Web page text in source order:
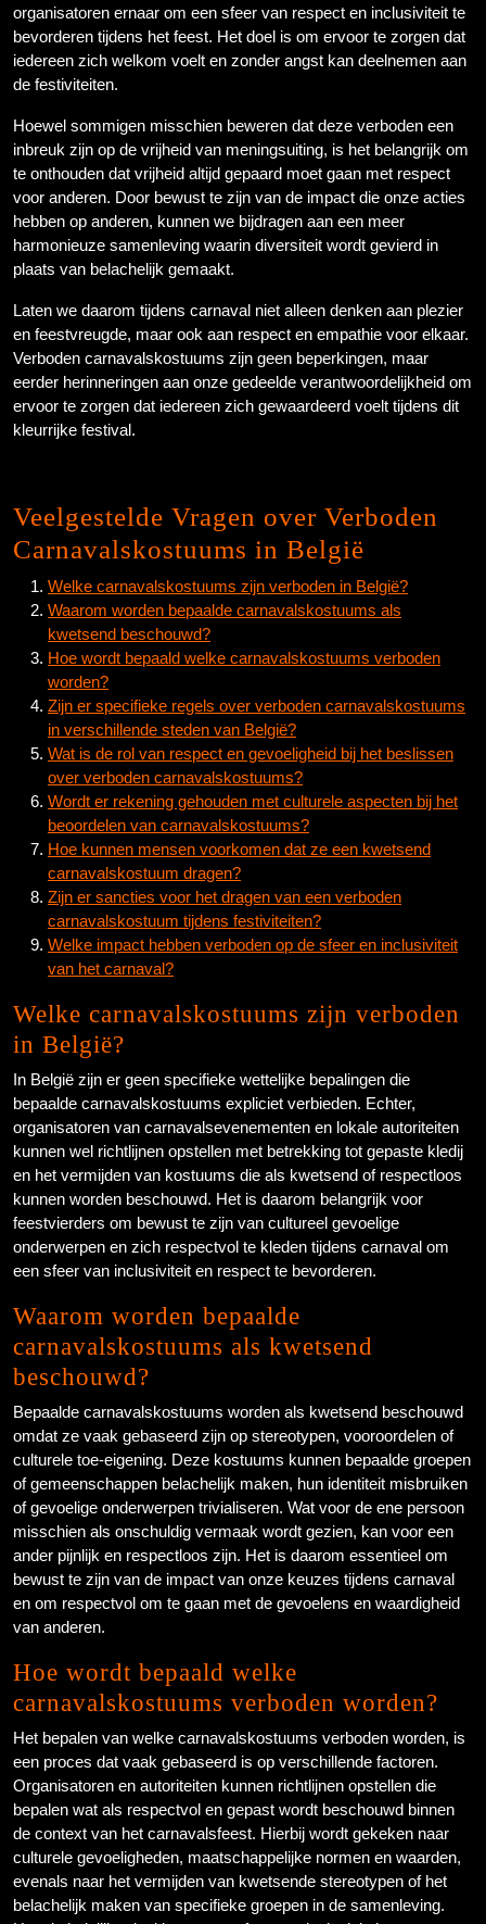
organisatoren ernaar om een sfeer van respect en inclusiviteit te
bevorderen tijdens het feest. Het doel is om ervoor te zorgen dat
iedereen zich welkom voelt en zonder angst kan deelnemen aan
de festiviteiten.
Hoewel sommigen misschien beweren dat deze verboden een
inbreuk zijn op de vrijheid van meningsuiting, is het belangrijk om
te onthouden dat vrijheid altijd gepaard moet gaan met respect
voor anderen. Door bewust te zijn van de impact die onze acties
hebben op anderen, kunnen we bijdragen aan een meer
harmonieuze samenleving waarin diversiteit wordt gevierd in
plaats van belachelijk gemaakt.
Laten we daarom tijdens carnaval niet alleen denken aan plezier
en feestvreugde, maar ook aan respect en empathie voor elkaar.
Verboden carnavalskostuums zijn geen beperkingen, maar
eerder herinneringen aan onze gedeelde verantwoordelijkheid om
ervoor te zorgen dat iedereen zich gewaardeerd voelt tijdens dit
kleurrijke festival.
Veelgestelde Vragen over Verboden
Carnavalskostuums in België
Welke carnavalskostuums zijn verboden in België?
Waarom worden bepaalde carnavalskostuums als
kwetsend beschouwd?
Hoe wordt bepaald welke carnavalskostuums verboden
worden?
Zijn er specifieke regels over verboden carnavalskostuums
in verschillende steden van België?
Wat is de rol van respect en gevoeligheid bij het beslissen
over verboden carnavalskostuums?
Wordt er rekening gehouden met culturele aspecten bij het
beoordelen van carnavalskostuums?
Hoe kunnen mensen voorkomen dat ze een kwetsend
carnavalskostuum dragen?
Zijn er sancties voor het dragen van een verboden
carnavalskostuum tijdens festiviteiten?
Welke impact hebben verboden op de sfeer en inclusiviteit
van het carnaval?
Welke carnavalskostuums zijn verboden
in België?
In België zijn er geen specifieke wettelijke bepalingen die
bepaalde carnavalskostuums expliciet verbieden. Echter,
organisatoren van carnavalsevenementen en lokale autoriteiten
kunnen wel richtlijnen opstellen met betrekking tot gepaste kledij
en het vermijden van kostuums die als kwetsend of respectloos
kunnen worden beschouwd. Het is daarom belangrijk voor
feestvierders om bewust te zijn van cultureel gevoelige
onderwerpen en zich respectvol te kleden tijdens carnaval om
een sfeer van inclusiviteit en respect te bevorderen.
Waarom worden bepaalde
carnavalskostuums als kwetsend
beschouwd?
Bepaalde carnavalskostuums worden als kwetsend beschouwd
omdat ze vaak gebaseerd zijn op stereotypen, vooroordelen of
culturele toe-eigening. Deze kostuums kunnen bepaalde groepen
of gemeenschappen belachelijk maken, hun identiteit misbruiken
of gevoelige onderwerpen trivialiseren. Wat voor de ene persoon
misschien als onschuldig vermaak wordt gezien, kan voor een
ander pijnlijk en respectloos zijn. Het is daarom essentieel om
bewust te zijn van de impact van onze keuzes tijdens carnaval
en om respectvol om te gaan met de gevoelens en waardigheid
van anderen.
Hoe wordt bepaald welke
carnavalskostuums verboden worden?
Het bepalen van welke carnavalskostuums verboden worden, is
een proces dat vaak gebaseerd is op verschillende factoren.
Organisatoren en autoriteiten kunnen richtlijnen opstellen die
bepalen wat als respectvol en gepast wordt beschouwd binnen
de context van het carnavalsfeest. Hierbij wordt gekeken naar
culturele gevoeligheden, maatschappelijke normen en waarden,
evenals naar het vermijden van kwetsende stereotypen of het
belachelijk maken van specifieke groepen in de samenleving.